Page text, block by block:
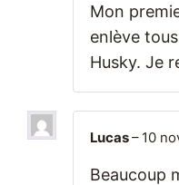
Mon
enlève
Husky. Je
Lucas– 10
Beaucoup